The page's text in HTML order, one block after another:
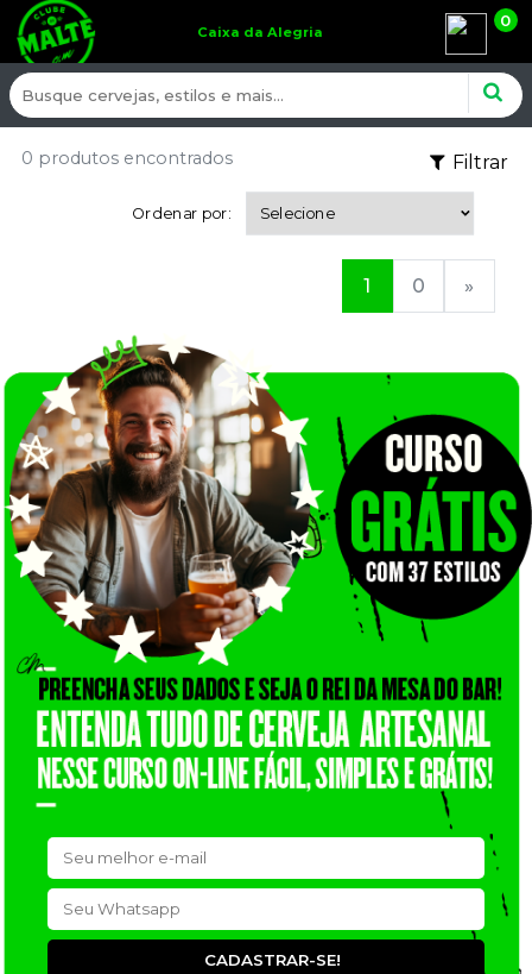
Caixa da Alegria
0
Filtrar
0 produtos encontrados
Ordenar por:
1 0 »
CADASTRAR-SE!